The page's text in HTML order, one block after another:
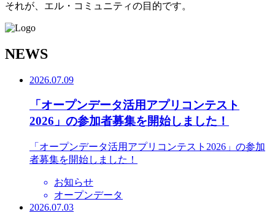
それが、エル・コミュニティの目的です。
NEWS
2026.07.09
「オープンデータ活用アプリコンテスト
2026」の参加者募集を開始しました！
「オープンデータ活用アプリコンテスト2026」の参加
者募集を開始しました！
お知らせ
オープンデータ
2026.07.03